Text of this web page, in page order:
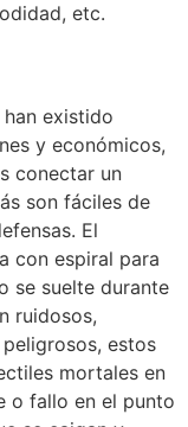
etc.
existido
y económicos,
conectar un
son fáciles de
El
con espiral para
se suelte durante
ruidosos,
estos
mortales en
o fallo en el punto